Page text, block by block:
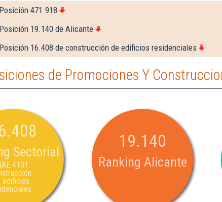
Posición 471.918
Posición 19.140 de Alicante
Posición 16.408 de construcción de edificios residenciales
de Promociones Y
Sectorial
4101:
edificios
19.140
Ranking Alicante